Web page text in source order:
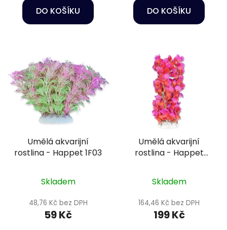
DO KOŠÍKU DO KOŠÍKU
Umělá akvarijní
rostlina - Happet 1F03
Skladem
48,76 Kč bez DPH
59 Kč
Umělá akvarijní
rostlina - Happet
Skladem
164,46 Kč bez DPH
199 Kč